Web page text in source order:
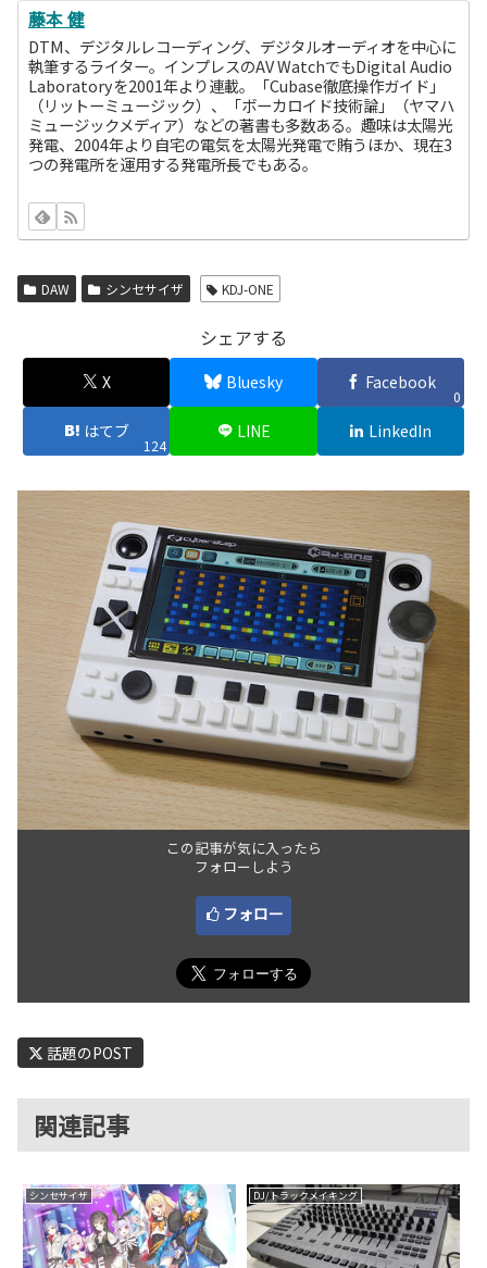
藤本 健
DTM、デジタルレコーディング、デジタルオーディオを中心に
執筆するライター。インプレスのAV WatchでもDigital Audio
Laboratoryを2001年より連載。「Cubase徹底操作ガイド」
（リットーミュージック）、「ボーカロイド技術論」（ヤマハ
ミュージックメディア）などの著書も多数ある。趣味は太陽光
発電、2004年より自宅の電気を太陽光発電で賄うほか、現在3
つの発電所を運用する発電所長でもある。
DAW シンセサイザ KDJ-ONE
シェアする
X Bluesky Facebook
0
はてブ
124
LINE LinkedIn
この記事が気に入ったら
フォローしよう
フォロー
話題のPOST
関連記事
シンセサイザ DJ/トラックメイキング